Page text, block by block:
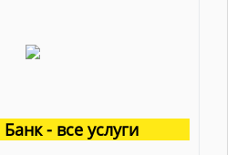
- все услуги